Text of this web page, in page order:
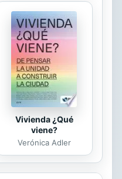
Vivienda ¿Qué
viene?
Verónica Adler